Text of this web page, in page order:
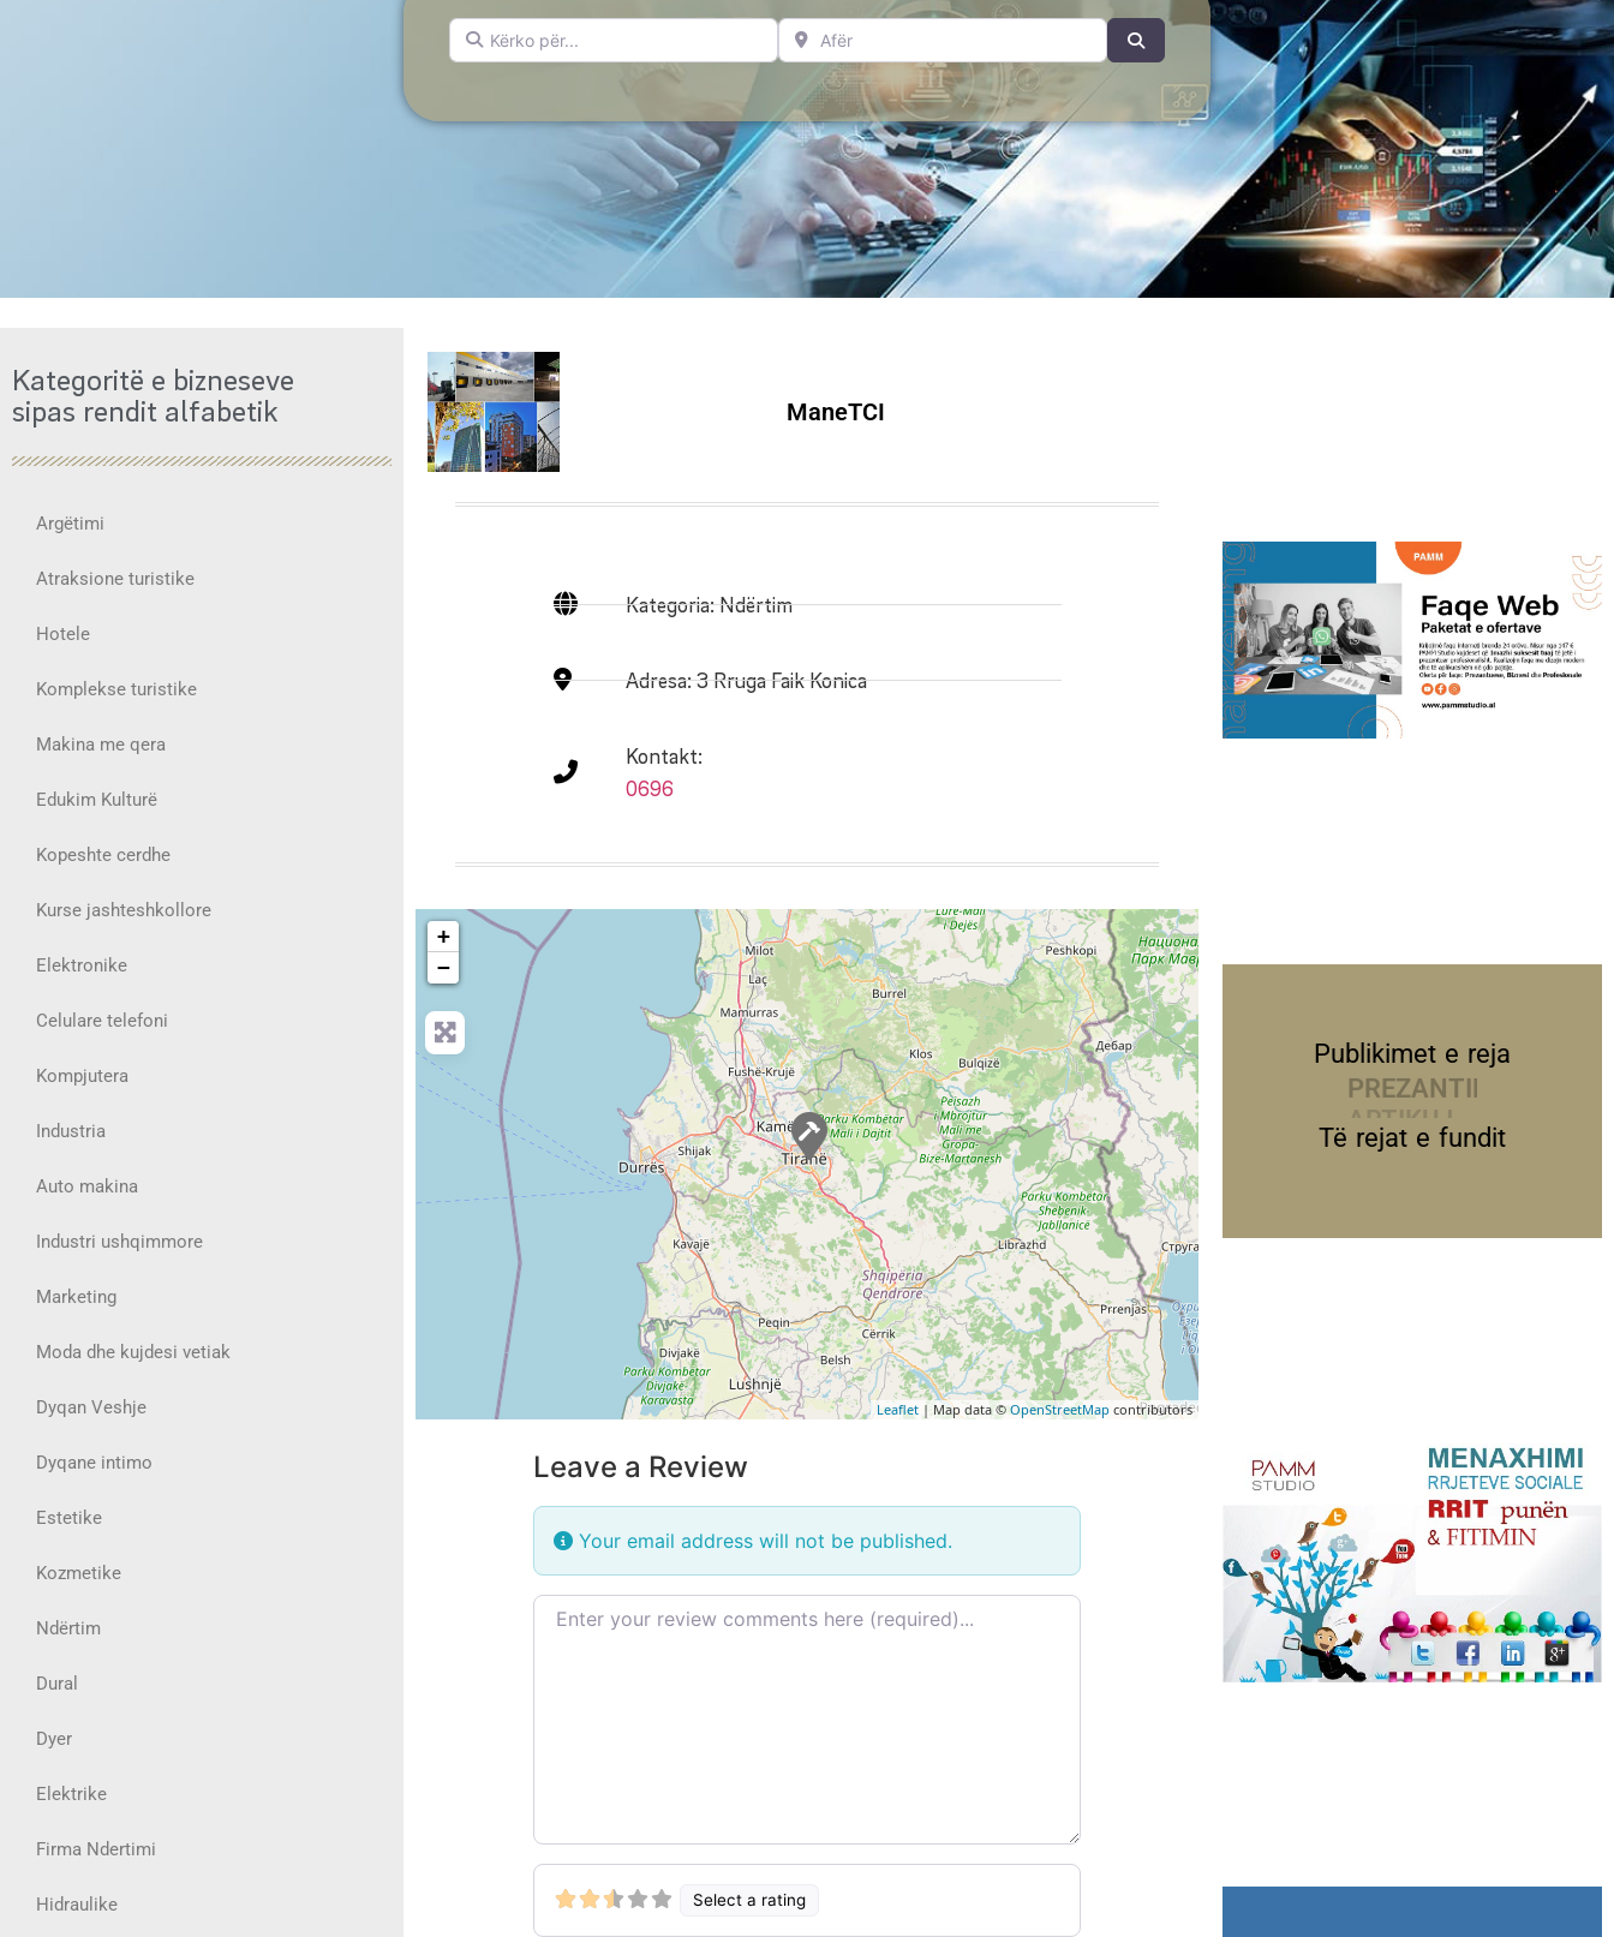
Kërko për... Afër
Kategoritë e bizneseve
sipas rendit alfabetik
Argëtimi
Atraksione turistike
Hotele
Komplekse turistike
Makina me qera
Edukim Kulturë
Kopeshte cerdhe
Kurse jashteshkollore
Elektronike
Celulare telefoni
Kompjutera
Industria
Auto makina
Industri ushqimmore
Marketing
Moda dhe kujdesi vetiak
Dyqan Veshje
Dyqane intimo
Estetike
Kozmetike
Ndërtim
Dural
Dyer
Elektrike
Firma Ndertimi
Hidraulike
ManeTCI
Kategoria: Ndërtim
Adresa:3 Rruga Faik Konica
Kontakt:
0696
+
−
Leaflet | Map data © OpenStreetMap contributors
Leave a Review
Your email address will not be published.
Review text
Select a rating
Publikimet e reja
PREZANTIME
Të rejat e fundit